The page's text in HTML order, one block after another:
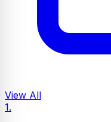
View All
1.